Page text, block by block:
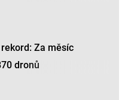
Za měsíc
dronů